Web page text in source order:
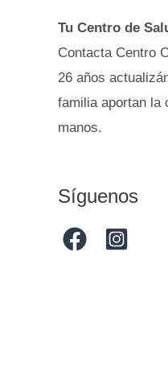
Tu Centro de
Contacta Centro
26 años
familia aportan la
manos.
Síguenos